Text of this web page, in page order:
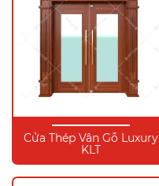
Cửa Thép Vân Gỗ Luxury
KLT